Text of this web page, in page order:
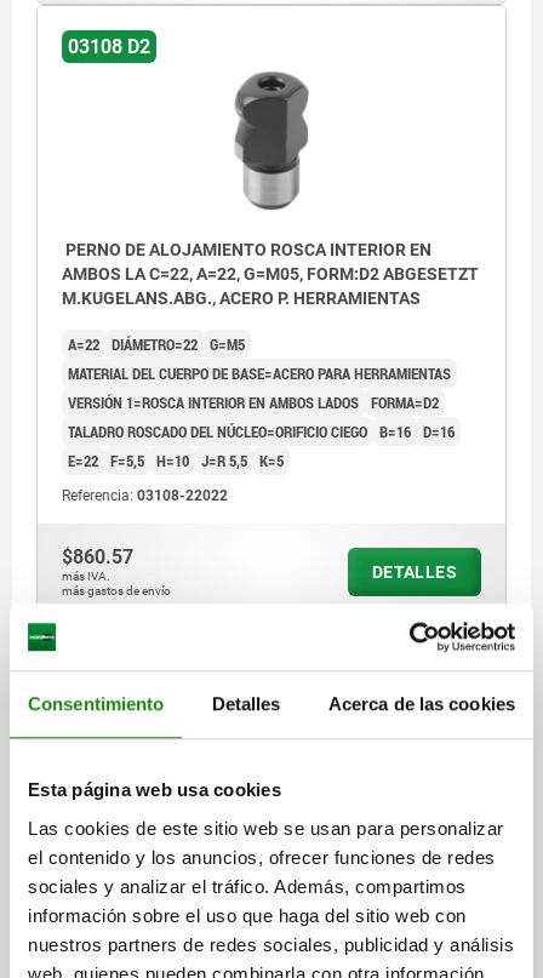
Consentimiento Detalles Acerca de las cookies
Esta página web usa cookies
Las cookies de este sitio web se usan para personalizar
el contenido y los anuncios, ofrecer funciones de redes
sociales y analizar el tráfico. Además, compartimos
información sobre el uso que haga del sitio web con
nuestros partners de redes sociales, publicidad y análisis
web, quienes pueden combinarla con otra información
ciego
D2) Rosca interior en ambos lados con
D3) Rosca interior en ambos lados con
03108 D2
PERNO DE ALOJAMIENTO ROSCA INTERIOR EN
AMBOS LA C=22, A=22, G=M05, FORM:D2 ABGESETZT
M.KUGELANS.ABG., ACERO P. HERRAMIENTAS
A=22 DIÁMETRO=22 G=M5
MATERIAL DEL CUERPO DE BASE=ACERO PARA HERRAMIENTAS
VERSIÓN 1=ROSCA INTERIOR EN AMBOS LADOS FORMA=D2
TALADRO ROSCADO DEL NÚCLEO=ORIFICIO CIEGO B=16 D=16
E=22 F=5,5 H=10 J=R 5,5 K=5
Referencia: 03108-22022
$860.57
más IVA.
más gastos de envío
DETALLES
PERNO DE ALOJAMIENTO ROSCA INTERIOR EN
AMBOS LA C=25, A=25, G=M05, FORM:D2 ABGESETZT
M.KUGELANS.ABG., ACERO P. HERRAMIENTAS